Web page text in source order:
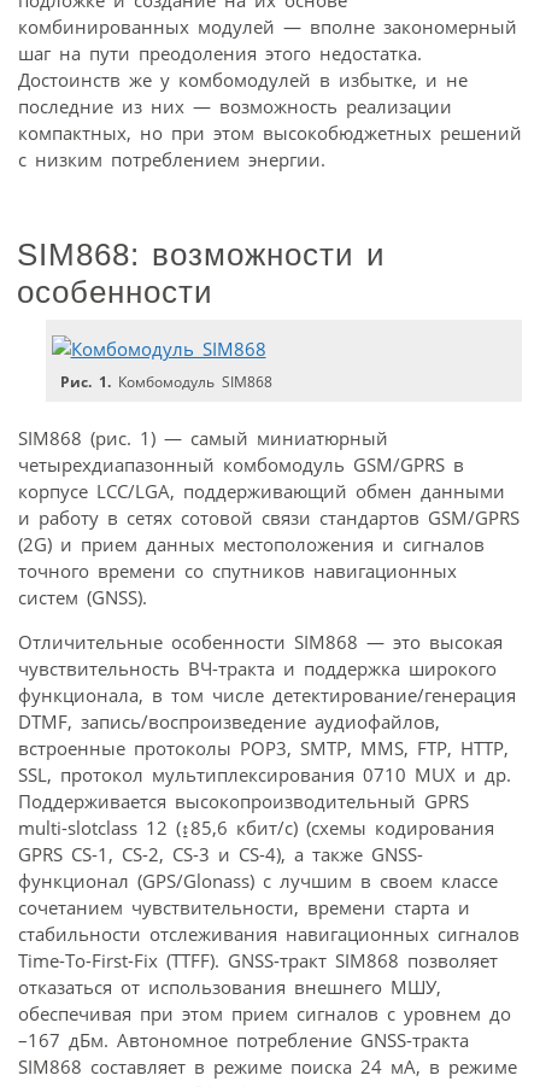
комбинированных модулей — вполне закономерный
шаг на пути преодоления этого недостатка.
Достоинств же у комбомодулей в избытке, и не
последние из них — возможность реализации
компактных, но при этом высокобюджетных решений
с низким потреблением энергии.
SIM868: возможности и
особенности
Рис. 1. Комбомодуль SIM868
SIM868 (рис. 1) — самый миниатюрный
четырехдиапазонный комбомодуль GSM/GPRS в
корпусе LCC/LGA, поддерживающий обмен данными
и работу в сетях сотовой связи стандартов GSM/GPRS
(2G) и прием данных местоположения и сигналов
точного времени со спутников навигационных
систем (GNSS).
Отличительные особенности SIM868 — это высокая
чувствительность ВЧ-тракта и поддержка широкого
функционала, в том числе детектирование/генерация
DTMF, запись/воспроизведение аудиофайлов,
встроенные протоколы POP3, SMTP, MMS, FTP, HTTP,
SSL, протокол мультиплексирования 0710 MUX и др.
Поддерживается высокопроизводительный GPRS
multi-slotclass 12 (↨85,6 кбит/с) (схемы кодирования
GPRS CS-1, CS-2, CS-3 и CS-4), а также GNSS-
функционал (GPS/Glonass) с лучшим в своем классе
сочетанием чувствительности, времени старта и
стабильности отслеживания навигационных сигналов
Time-To-First-Fix (TTFF). GNSS-тракт SIM868 позволяет
отказаться от использования внешнего МШУ,
обеспечивая при этом прием сигналов с уровнем до
–167 дБм. Автономное потребление GNSS-тракта
SIM868 составляет в режиме поиска 24 мА, в режиме